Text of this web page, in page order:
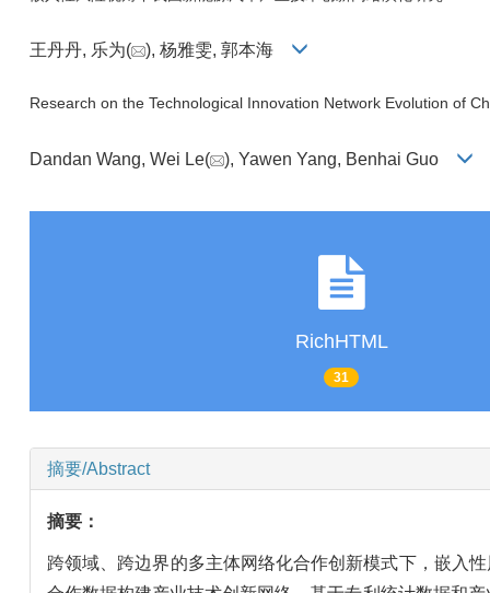
王丹丹, 乐为( ), 杨雅雯, 郭本海
Research on the Technological Innovation Network Evolution of
Dandan Wang, Wei Le( ), Yawen Yang, Benhai Guo
RichHTML
31
摘要/Abstract
摘要：
跨领域、跨边界的多主体网络化合作创新模式下，嵌入